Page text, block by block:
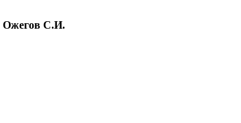
Ожегов С.И.